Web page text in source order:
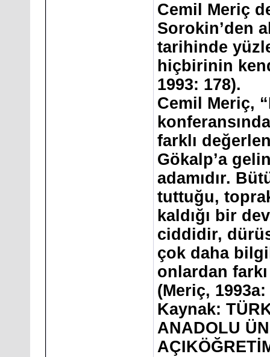
Cemil Meriç
Sorokin’den
tarihinde
hiçbirinin
1993: 178).
Cemil Meriç,
farklı
Gökalp’a
adamıdır.
tuttuğu,
kaldığı bir
ciddidir,
çok daha
onlardan
(Meriç, 1993a:
Kaynak:
ANADOLU